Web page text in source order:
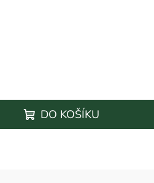
DO KOŠÍKU